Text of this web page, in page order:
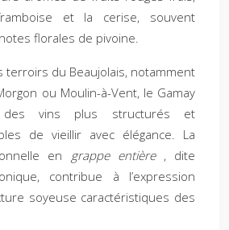
et la cerise, souvent
florales de pivoine.
terroirs du Beaujolais, notamment
ou Moulin-à-Vent, le Gamay
vins plus structurés et
de vieillir avec élégance. La
en grappe entière , dite
contribue à l’expression
soyeuse caractéristiques des